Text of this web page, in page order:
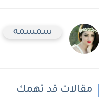
سمسمه
مقالات قد تهمك